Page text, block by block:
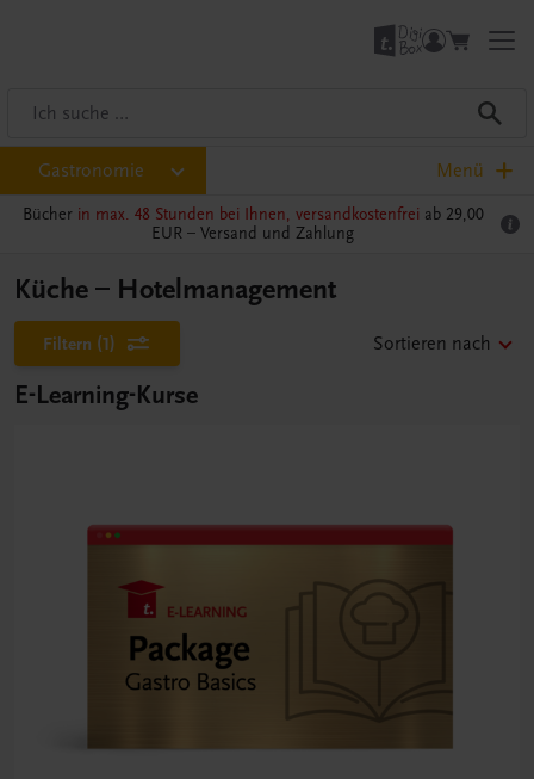
Gastronomie Menü
Bücher in max. 48 Stunden bei Ihnen, versandkostenfrei ab 29,00
EUR – Versand und Zahlung
Küche – Hotelmanagement
Filtern (1) Sortieren nach
E-Learning-Kurse